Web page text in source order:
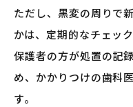
ただし、黒変の周りで
かは、定期的なチェッ
保護者の方が処置の記
め、かかりつけの歯科
す。